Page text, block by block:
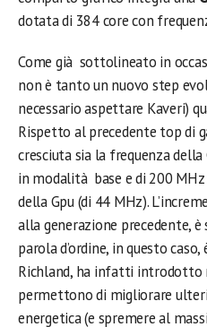
dotata di 384 core con
Come già sottolineato in
non è tanto un nuovo step
necessario aspettare Kaveri)
Rispetto al precedente top di
cresciuta sia la frequenza
in modalità base e di 200
della Gpu (di 44 MHz).
alla generazione precedente,
parola d’ordine, in questo
Richland, ha infatti introdotto
permettono di migliorare
energetica (e spremere al